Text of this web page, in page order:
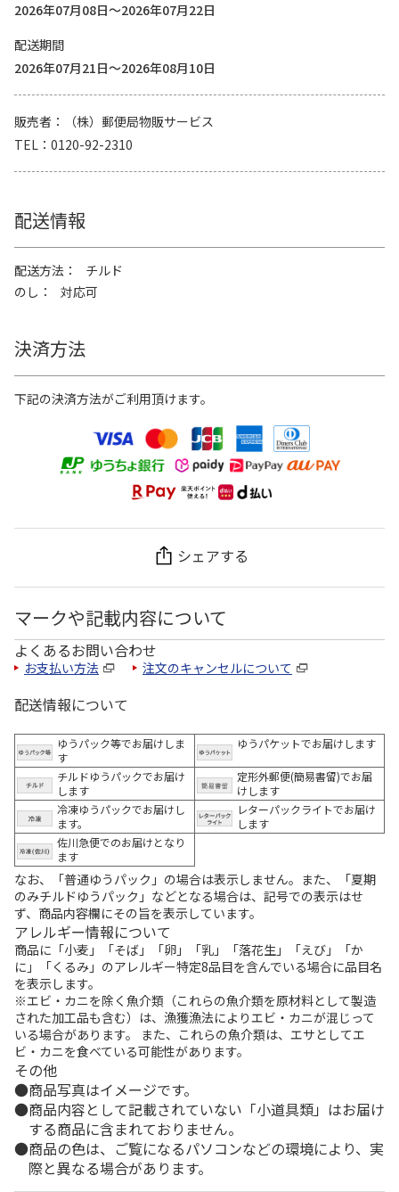
2026年07月08日～2026年07月22日
配送期間
2026年07月21日～2026年08月10日
販売者
（株）郵便局物販サービス
TEL
0120-92-2310
配送情報
配送方法
チルド
のし
対応可
決済方法
下記の決済方法がご利用頂けます。
シェアする
マークや記載内容について
よくあるお問い合わせ
お支払い方法 注文のキャンセルについて
配送情報について
ゆうパック等でお届けしま
す
ゆうパケットでお届けします
チルドゆうパックでお届け
します
定形外郵便(簡易書留)でお届
けします
冷凍ゆうパックでお届けし
ます。
レターパックライトでお届け
します
佐川急便でのお届けとなり
ます
なお、「普通ゆうパック」の場合は表示しません。また、「夏期
のみチルドゆうパック」などとなる場合は、記号での表示はせ
ず、商品内容欄にその旨を表示しています。
アレルギー情報について
商品に「小麦」「そば」「卵」「乳」「落花生」「えび」「か
に」「くるみ」のアレルギー特定8品目を含んでいる場合に品目名
を表示します。
※エビ・カニを除く魚介類（これらの魚介類を原材料として製造
された加工品も含む）は、漁獲漁法によりエビ・カニが混じって
いる場合があります。 また、これらの魚介類は、エサとしてエ
ビ・カニを食べている可能性があります。
その他
商品写真はイメージです。
商品内容として記載されていない「小道具類」はお届け
する商品に含まれておりません。
商品の色は、ご覧になるパソコンなどの環境により、実
際と異なる場合があります。